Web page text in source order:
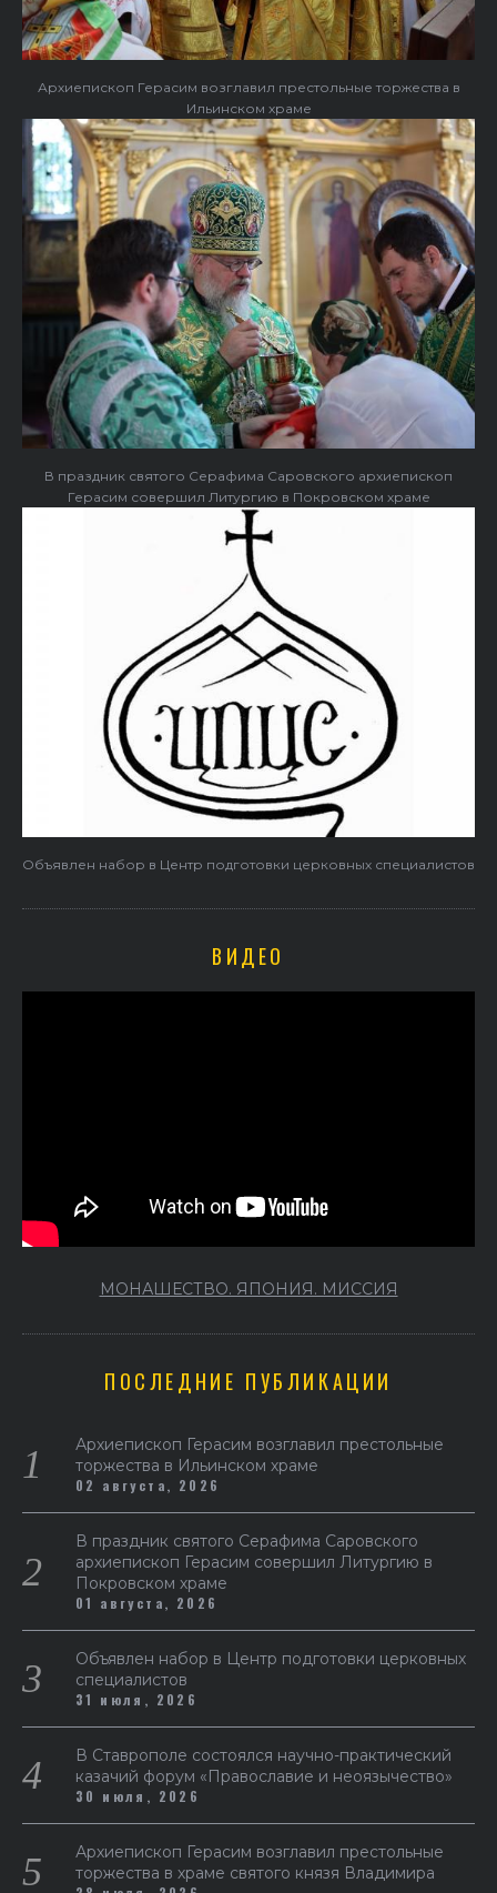
Архиепископ Герасим возглавил престольные торжества в
Ильинском храме
В праздник святого Серафима Саровского архиепископ
Герасим совершил Литургию в Покровском храме
Объявлен набор в Центр подготовки церковных специалистов
ВИДЕО
МОНАШЕСТВО. ЯПОНИЯ. МИССИЯ
ПОСЛЕДНИЕ ПУБЛИКАЦИИ
Архиепископ Герасим возглавил престольные
торжества в Ильинском храме
02 августа, 2026
В праздник святого Серафима Саровского
архиепископ Герасим совершил Литургию в
Покровском храме
01 августа, 2026
Объявлен набор в Центр подготовки церковных
специалистов
31 июля, 2026
В Ставрополе состоялся научно-практический
казачий форум «Православие и неоязычество»
30 июля, 2026
Архиепископ Герасим возглавил престольные
торжества в храме святого князя Владимира